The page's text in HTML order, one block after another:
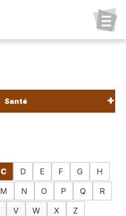
Santé
C D E F G
H
M N O P Q
R
V W X Z